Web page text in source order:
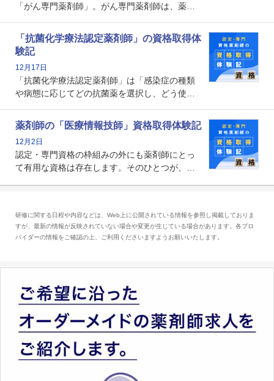
「がん専門薬剤師」。がん専門薬剤師は、薬剤
関する資格として、2009年に発足しました。薬
剤師の専門性を活かして高度化するがん医療に
貢献する姿は、今も病院薬剤師にとって一目置
かれる存在です。
「抗菌化学療法認定薬剤師」の資格取得体
験記
12月17日
「抗菌化学療法認定薬剤師」は「感染症の種類
や病態に応じてどの抗菌薬を選択し、どう使っ
る薬剤師です。現在、感染防止対策加算の施設
基準に専任の薬剤師配置が挙げられており、今
後は感染症領域で薬剤師に、より多くの役割が
求められる可能性もあります。
薬剤師の「医療情報技師」資格取得体験記
12月2日
認定・専門資格の枠組みの外にも薬剤師にとっ
て有用な資格は存在します。そのひとつが、
とは、病院薬剤師を中心に大きな武器になりま
す。
研修に関する日程や内容などは、Web上に公開されている情報を参照し掲載しておりま
すが、最新の情報が反映されていない場合や変更が生じている場合があります。各プロ
バイダーの情報をご確認の上、ご利用くださいますようお願いいたします。